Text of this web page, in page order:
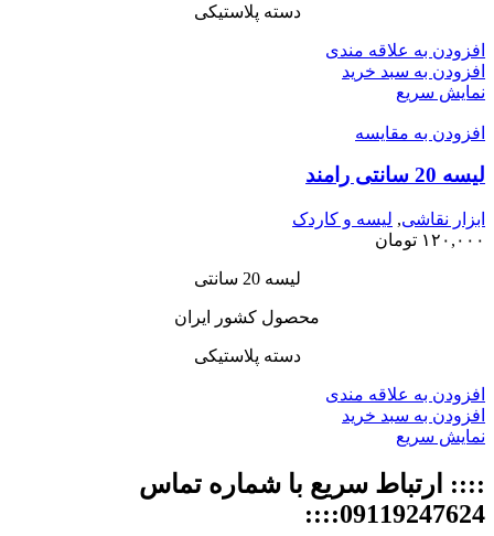
دسته پلاستیکی
افزودن به علاقه مندی
افزودن به سبد خرید
نمایش سریع
افزودن به مقایسه
لیسه 20 سانتی رامند
ابزار نقاشی, لیسه و کاردک
۱۲۰,۰۰۰ تومان
لیسه 20 سانتی
محصول کشور ایران
دسته پلاستیکی
افزودن به علاقه مندی
افزودن به سبد خرید
نمایش سریع
:::: ارتباط سریع با شماره تماس
09119247624::::